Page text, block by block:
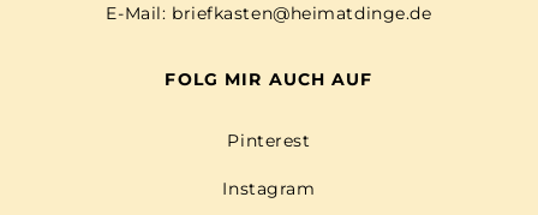
E-Mail: briefkasten@heimatdinge.de
FOLG MIR AUCH AUF
Pinterest
Instagram